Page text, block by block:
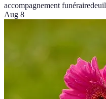
accompagnement funérairedeuil
Aug 8